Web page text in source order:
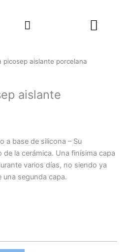
Search
picosep aislante porcelana
aislante
a base de silicona – Su
de la cerámica. Una finísima capa
varios días, no siendo ya
una segunda capa.